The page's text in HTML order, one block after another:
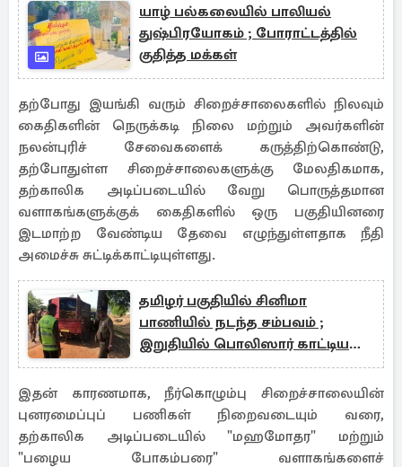
யாழ் பல்கலையில் பாலியல்
துஷ்பிரயோகம் ; போராட்டத்தில்
குதித்த மக்கள்
தற்போது இயங்கி வரும் சிறைச்சாலைகளில் நிலவும்
கைதிகளின் நெருக்கடி நிலை மற்றும் அவர்களின்
நலன்புரிச் சேவைகளைக் கருத்திற்கொண்டு,
தற்போதுள்ள சிறைச்சாலைகளுக்கு மேலதிகமாக,
தற்காலிக அடிப்படையில் வேறு பொருத்தமான
வளாகங்களுக்குக் கைதிகளில் ஒரு பகுதியினரை
இடமாற்ற வேண்டிய தேவை எழுந்துள்ளதாக நீதி
அமைச்சு சுட்டிக்காட்டியுள்ளது.
தமிழர் பகுதியில் சினிமா
பாணியில் நடந்த சம்பவம் ;
இறுதியில் பொலிஸார் காட்டிய
அதிரடி
இதன் காரணமாக, நீர்கொழும்பு சிறைச்சாலையின்
புனரமைப்புப் பணிகள் நிறைவடையும் வரை,
தற்காலிக அடிப்படையில் "மஹமோதர" மற்றும்
"பழைய போகம்பரை" வளாகங்களைச்